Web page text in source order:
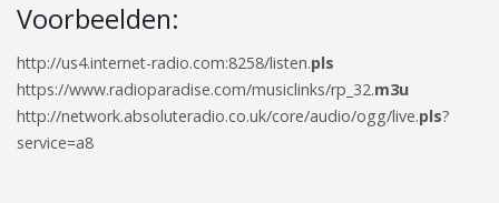
Voorbeelden:
http://us4.internet-radio.com:8258/listen.pls
https://www.radioparadise.com/musiclinks/rp_32.m3u
http://network.absoluteradio.co.uk/core/audio/ogg/live.pls?
service=a8